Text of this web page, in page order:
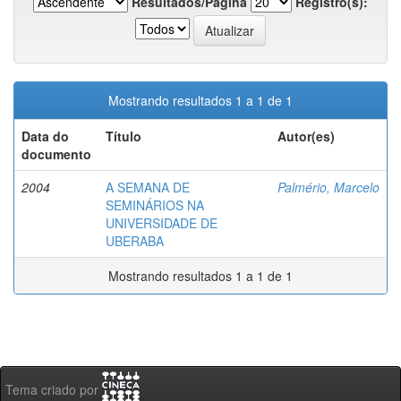
Mostrando resultados 1 a 1 de 1
Data do
documento
Título Autor(es)
2004
A SEMANA DE
SEMINÁRIOS NA
UNIVERSIDADE DE
UBERABA
Palmério, Marcelo
Mostrando resultados 1 a 1 de 1
Tema criado por